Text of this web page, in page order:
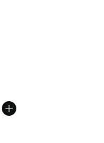
986